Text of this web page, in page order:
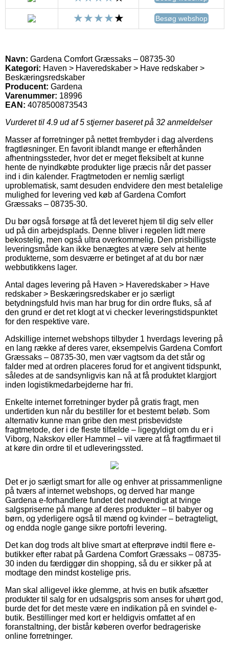
Besøg webshop
Navn: Gardena Comfort Græssaks – 08735-30
Kategori: Haven > Haveredskaber > Have redskaber >
Beskæringsredskaber
Producent: Gardena
Varenummer: 18996
EAN: 4078500873543
Vurderet til 4.9 ud af 5 stjerner baseret på 32 anmeldelser
Masser af forretninger på nettet frembyder i dag alverdens
fragtløsninger. En favorit iblandt mange er efterhånden
afhentningssteder, hvor det er meget fleksibelt at kunne
hente de nyindkøbte produkter lige præcis når det passer
ind i din kalender. Fragtmetoden er nemlig særligt
uproblematisk, samt desuden endvidere den mest betalelige
mulighed for levering ved køb af Gardena Comfort
Græssaks – 08735-30.
Du bør også forsøge at få det leveret hjem til dig selv eller
ud på din arbejdsplads. Denne bliver i regelen lidt mere
bekostelig, men også ultra overkommelig. Den prisbilligste
leveringsmåde kan ikke benægtes at være selv at hente
produkterne, som desværre er betinget af at du bor nær
webbutikkens lager.
Antal dages levering på Haven > Haveredskaber > Have
redskaber > Beskæringsredskaber er jo særligt
betydningsfuld hvis man har brug for din ordre fluks, så af
den grund er det ret klogt at vi checker leveringstidspunktet
for den respektive vare.
Adskillige internet webshops tilbyder 1 hverdags levering på
en lang række af deres varer, eksempelvis Gardena Comfort
Græssaks – 08735-30, men vær vagtsom da det står og
falder med at ordren placeres forud for et angivent tidspunkt,
således at de sandsynligvis kan nå at få produktet klargjort
inden logistikmedarbejderne har fri.
Enkelte internet forretninger byder på gratis fragt, men
undertiden kun når du bestiller for et bestemt beløb. Som
alternativ kunne man gribe den mest prisbevidste
fragtmetode, der i de fleste tilfælde – ligegyldigt om du er i
Viborg, Nakskov eller Hammel – vil være at få fragtfirmaet til
at køre din ordre til et udleveringssted.
Det er jo særligt smart for alle og enhver at prissammenligne
på tværs af internet webshops, og derved har mange
Gardena e-forhandlere fundet det nødvendigt at tvinge
salgspriserne på mange af deres produkter – til babyer og
børn, og yderligere også til mænd og kvinder – betragteligt,
og endda nogle gange sikre portofri levering.
Det kan dog trods alt blive smart at efterprøve indtil flere e-
butikker efter rabat på Gardena Comfort Græssaks – 08735-
30 inden du færdiggør din shopping, så du er sikker på at
modtage den mindst kostelige pris.
Man skal alligevel ikke glemme, at hvis en butik afsætter
produkter til salg for en udsalgspris som anses for uhørt god,
burde det for det meste være en indikation på en svindel e-
butik. Bestillinger med kort er heldigvis omfattet af en
foranstaltning, der bistår køberen overfor bedrageriske
online forretninger.